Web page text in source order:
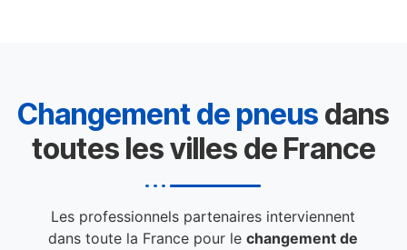
Changement de pneus dans
toutes les villes de France
Les professionnels partenaires interviennent
dans toute la France pour lechangement de